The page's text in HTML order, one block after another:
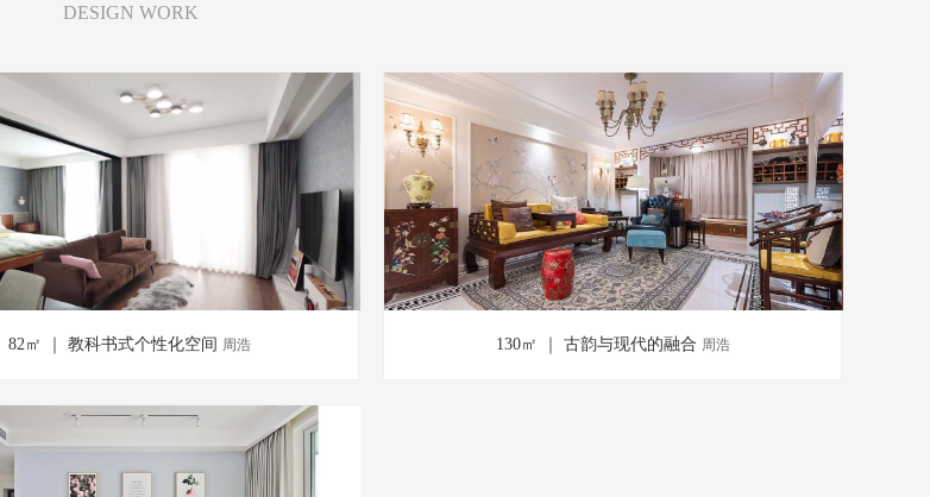
DESIGN WORK
82㎡ ｜ 教科书式个性化空间 周浩 130㎡ ｜ 古韵与现代的融合 周浩